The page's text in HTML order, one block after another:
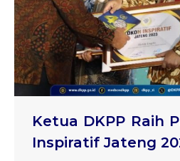
Ketua DKPP Raih
Inspiratif Jateng